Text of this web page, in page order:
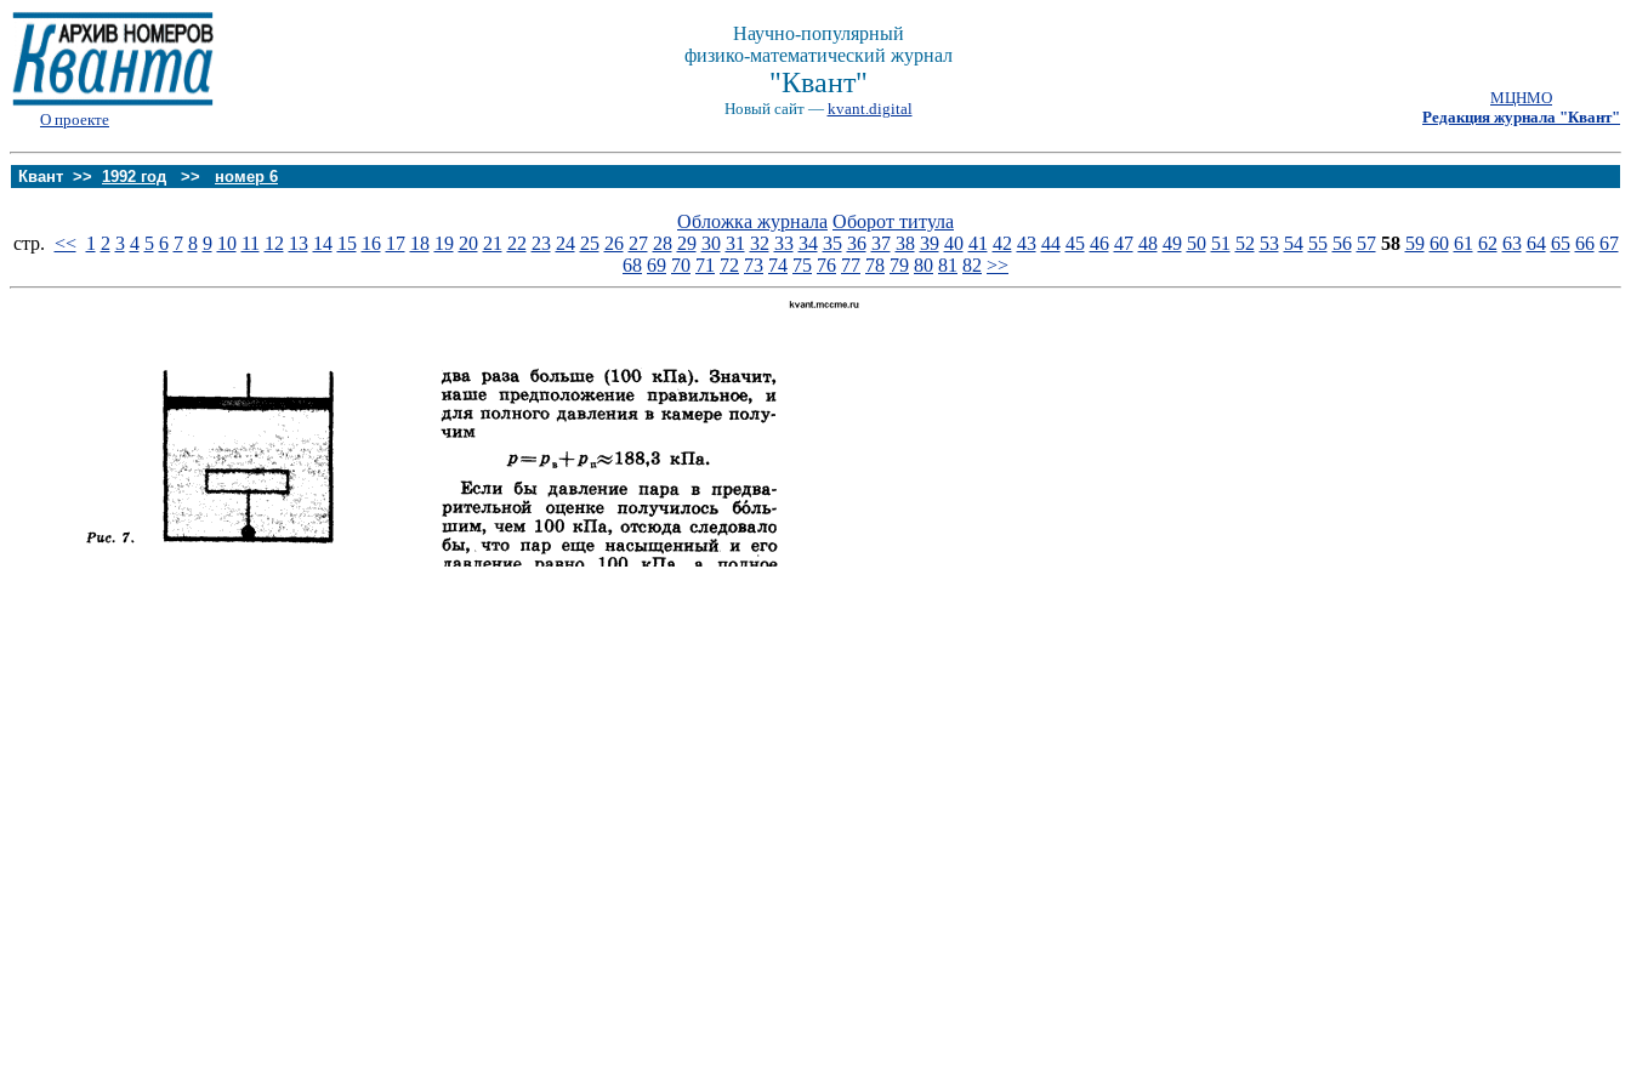
О проекте
Научно-популярный
физико-математический журнал
"Квант"
Новый сайт — kvant.digital
МЦНМО
Редакция журнала "Квант"
Квант >> 1992 год >> номер 6
Обложка журнала Оборот титула
стp. << 1 2 3 4 5 6 7 8 9 10 11 12 13 14 15 16 17 18 19 20 21 22 23 24 25 26 27 28 29 30 31 32 33 34 35 36 37 38 39 40 41 42 43 44 45 46 47 48 49 50 51 52 53 54 55 56 57 58 59 60 61 62 63 64 65 66 67
68 69 70 71 72 73 74 75 76 77 78 79 80 81 82 >>